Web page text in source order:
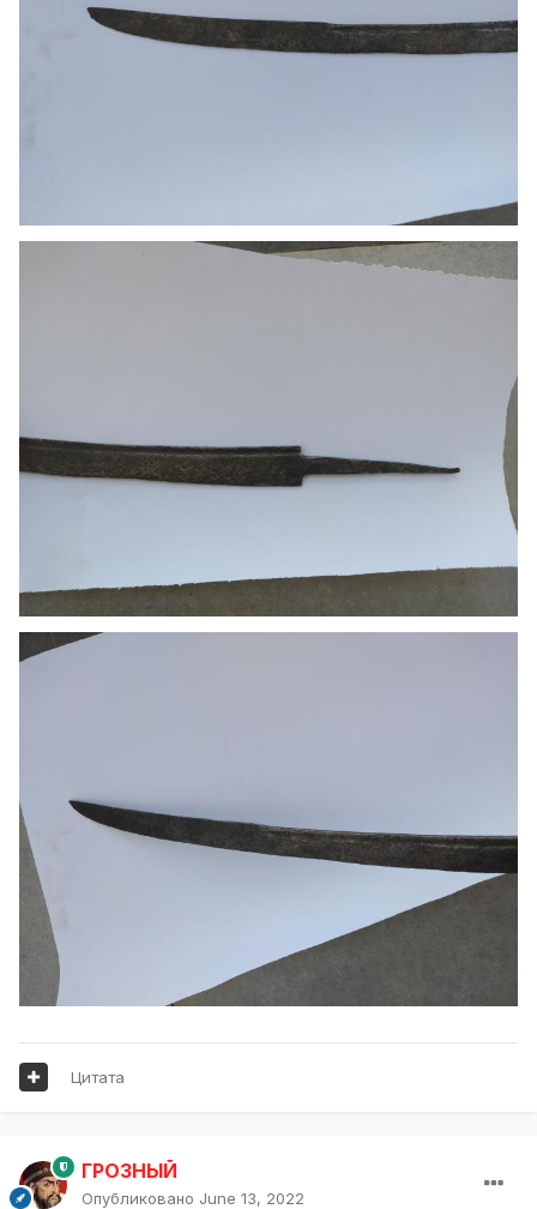
Цитата
ГРОЗНЫЙ
Опубликовано June 13, 2022